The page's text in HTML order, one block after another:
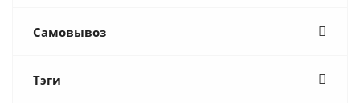
Самовывоз
Тэги